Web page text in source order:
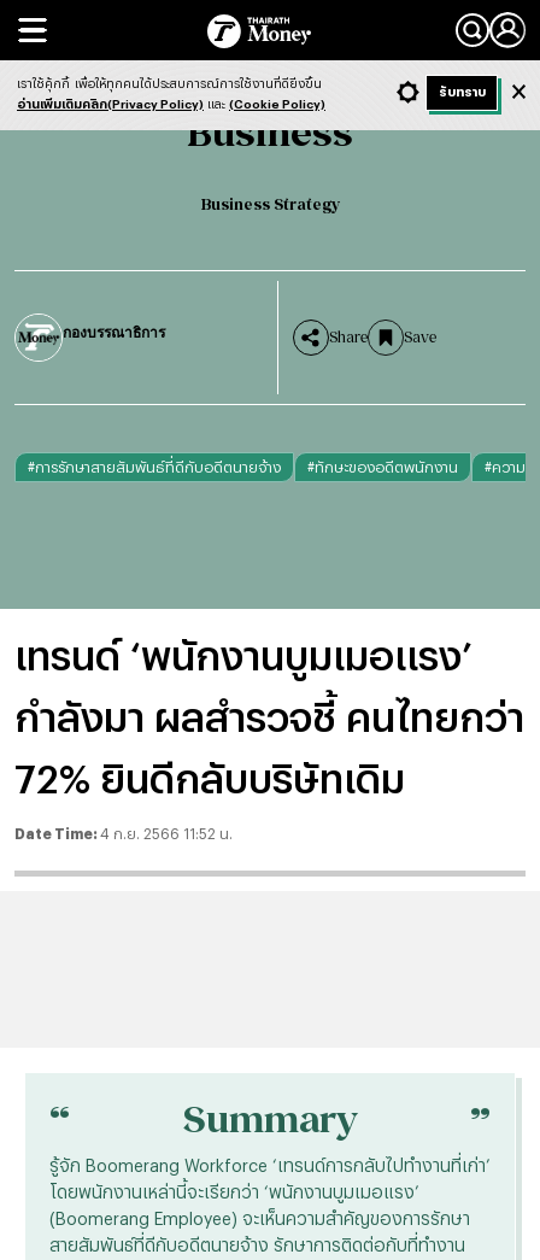
Search
Business Business Strategy
Business
Business Strategy
กองบรรณาธิการ Share Save
#การรักษาสายสัมพันธ์ที่ดีกับอดีตนายจ้าง #ทักษะของอดีตพนักงาน #ความต้
เทรนด์ ‘พนักงานบูมเมอแรง’
กำลังมา ผลสำรวจชี้ คนไทยกว่า
72% ยินดีกลับบริษัทเดิม
Date Time: 4 ก.ย. 2566 11:52 น.
- ก + ก Dark ฟังข่าว
“ Summary “
รู้จัก Boomerang Workforce ‘เทรนด์การกลับไปทำงานที่เก่า’
โดยพนักงานเหล่านี้จะเรียกว่า ‘พนักงานบูมเมอแรง’
(Boomerang Employee) จะเห็นความสำคัญของการรักษา
สายสัมพันธ์ที่ดีกับอดีตนายจ้าง รักษาการติดต่อกับที่ทำงาน
เราใช้คุ้กกี้ เพื่อให้ทุกคนได้ประสบการณ์การใช้งานที่ดียิ่งขึ้น
อ่านเพิ่มเติมคลิก(Privacy Policy) และ (Cookie Policy)
รับทราบ